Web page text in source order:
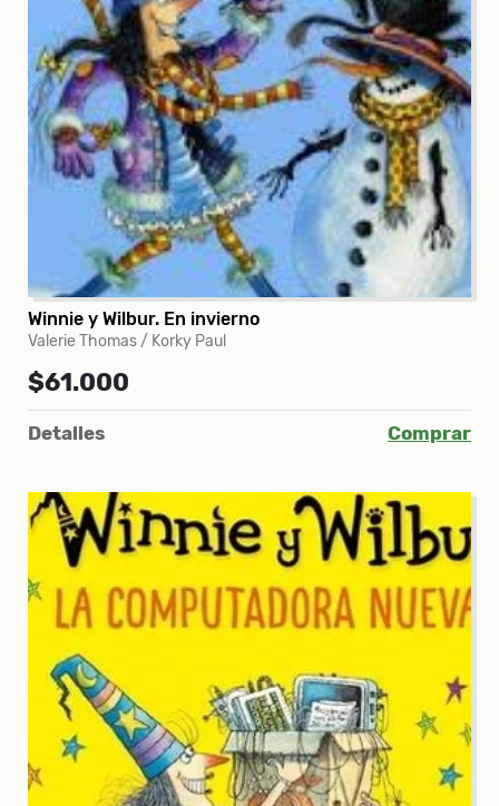
Winnie y Wilbur. En invierno
Valerie Thomas / Korky Paul
$61.000
Detalles Comprar